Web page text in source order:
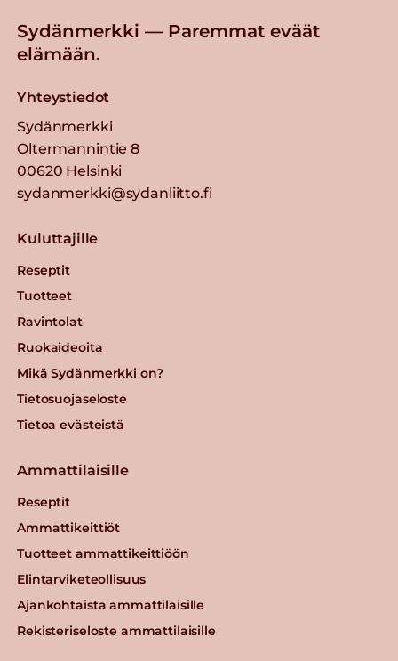
Sydänmerkki — Paremmat eväät
elämään.
Yhteystiedot
Sydänmerkki
Oltermannintie 8
00620 Helsinki
sydanmerkki@sydanliitto.fi
Kuluttajille
Reseptit
Tuotteet
Ravintolat
Ruokaideoita
Mikä Sydänmerkki on?
Tietosuojaseloste
Tietoa evästeistä
Ammattilaisille
Reseptit
Ammattikeittiöt
Tuotteet ammattikeittiöön
Elintarviketeollisuus
Ajankohtaista ammattilaisille
Rekisteriseloste ammattilaisille